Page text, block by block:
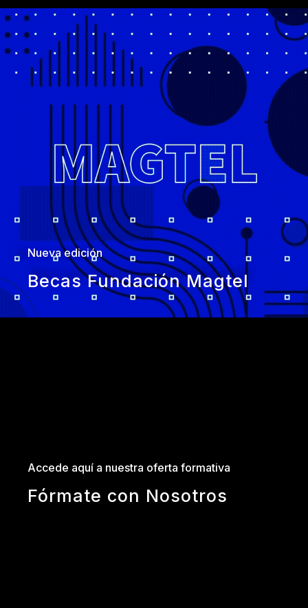
Nueva edición
Becas Fundación Magtel
Accede aquí a nuestra oferta formativa
Fórmate con Nosotros